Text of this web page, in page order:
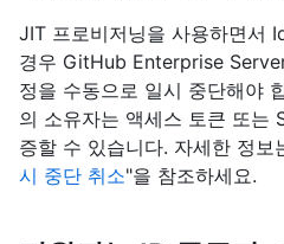
JIT 프로비저닝을 사용하면서
경우 GitHub Enterprise
정을 수동으로 일시 중단해야
의 소유자는 액세스 토큰 또는
증할 수 있습니다. 자세한 정보
시 중단 취소"을 참조하세요.